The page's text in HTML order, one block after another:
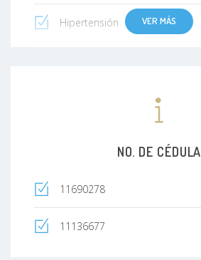
Hipertensión VER MÁS
NO. DE CÉDULA
11690278
11136677